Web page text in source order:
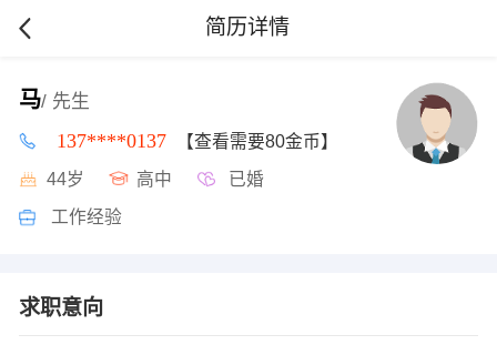
简历详情
马/ 先生
137****0137 【查看需要80金币】
44岁 高中 已婚
工作经验
求职意向